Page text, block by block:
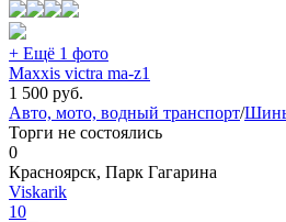
+ Ещё 1 фото
Maxxis victra ma-z1
1 500 руб.
Авто, мото, водный транспорт/
Торги не состоялись
0
Красноярск, Парк Гагарина
Viskarik
10